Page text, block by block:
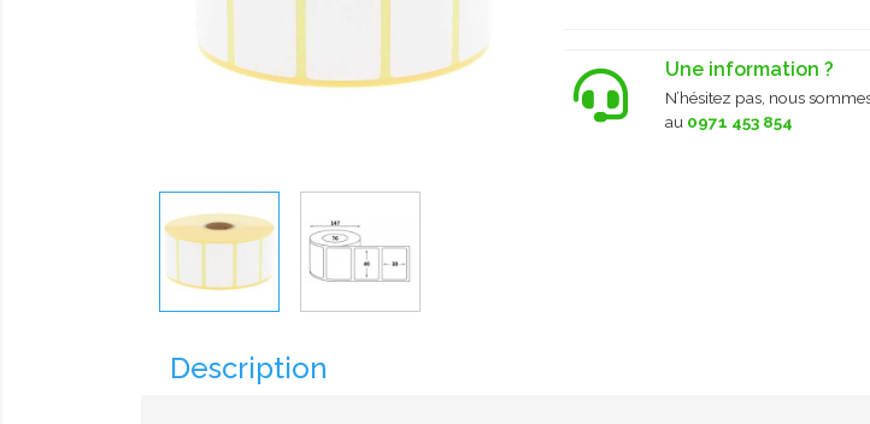
Une information ?
N’hésitez pas, nous
au 0971 453 854
Description